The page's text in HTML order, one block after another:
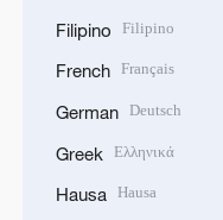
Filipino Filipino
French Français
German Deutsch
Greek Ελληνικά
Hausa Hausa